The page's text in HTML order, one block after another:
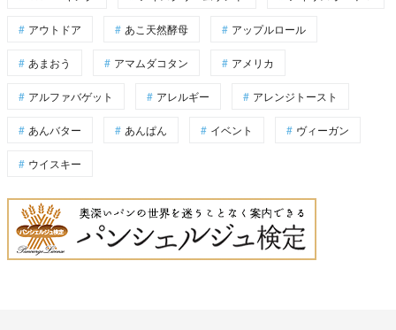
アウトドア あこ天然酵母 アップルロール
あまおう アマムダコタン アメリカ
アルファバゲット アレルギー アレンジトースト
あんバター あんぱん イベント ヴィーガン
ウイスキー